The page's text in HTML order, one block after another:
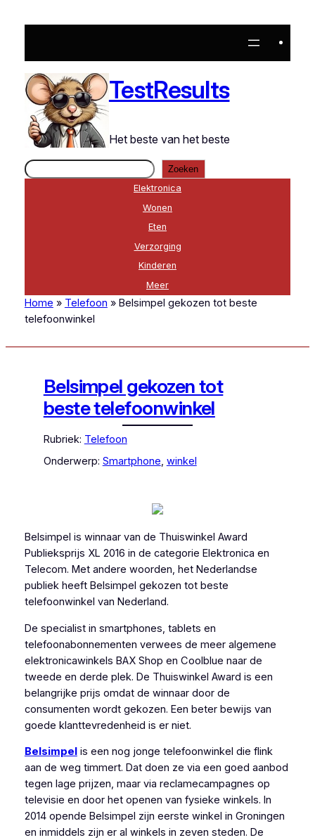
naar
inhoud
TestResults
Het beste van het beste
Zoeken
Zoeken
Elektronica
Wonen
Eten
Verzorging
Kinderen
Meer
Home » Telefoon »Belsimpel gekozen tot beste
telefoonwinkel
Belsimpel gekozen tot
beste telefoonwinkel
Rubriek: Telefoon
Onderwerp: Smartphone, winkel
Belsimpel is winnaar van de Thuiswinkel Award
Publieksprijs XL 2016 in de categorie Elektronica en
Telecom. Met andere woorden, het Nederlandse
publiek heeft Belsimpel gekozen tot beste
telefoonwinkel van Nederland.
De specialist in smartphones, tablets en
telefoonabonnementen verwees de meer algemene
elektronicawinkels BAX Shop en Coolblue naar de
tweede en derde plek. De Thuiswinkel Award is een
belangrijke prijs omdat de winnaar door de
consumenten wordt gekozen. Een beter bewijs van
goede klanttevredenheid is er niet.
Belsimpel is een nog jonge telefoonwinkel die flink
aan de weg timmert. Dat doen ze via een goed aanbod
tegen lage prijzen, maar via reclamecampagnes op
televisie en door het openen van fysieke winkels. In
2014 opende Belsimpel zijn eerste winkel in Groningen
en inmiddels zijn er al winkels in zeven steden. De